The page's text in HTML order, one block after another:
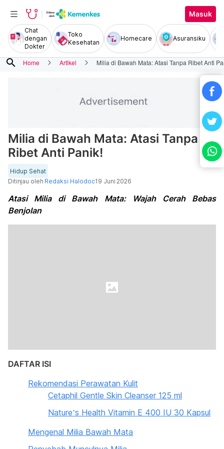
Masuk
Chat
dengan
Dokter
Toko
Kesehatan
Homecare Asuransiku
search Home Artikel Milia di Bawah Mata: Atasi Tanpa Ribet Anti
Milia di Bawah Mata: Atasi Tanpa
Ribet Anti Panik!
Hidup Sehat
Ditinjau oleh Redaksi Halodoc19 Juni 2026
Atasi Milia di Bawah Mata: Wajah Cerah Bebas
Benjolan
DAFTAR ISI
Rekomendasi Perawatan Kulit
Cetaphil Gentle Skin Cleanser 125 ml
Nature’s Health Vitamin E 400 IU 30 Kapsul
Mengenal Milia Bawah Mata